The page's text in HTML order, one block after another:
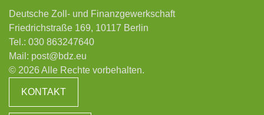
Deutsche Zoll- und Finanzgewerkschaft
Friedrichstraße 169, 10117 Berlin
Tel.: 030 863247640
Mail: post@bdz.eu
© 2026 Alle Rechte vorbehalten.
KONTAKT